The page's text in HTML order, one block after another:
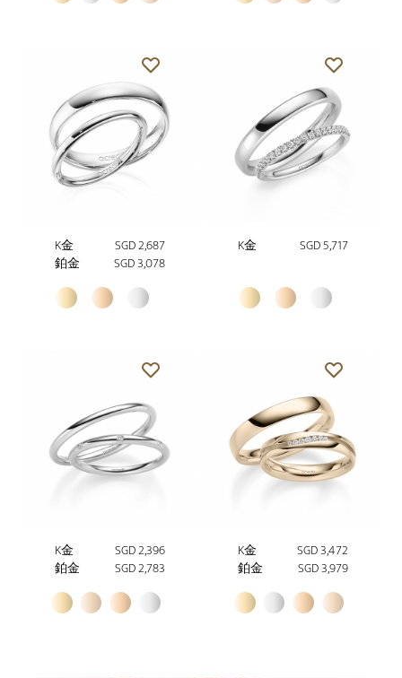
K金
SGD 2,687
鉑金
SGD 3,078
K金 SGD 5,717
K金
SGD 2,396
鉑金
SGD 2,783
K金
SGD 3,472
鉑金
SGD 3,979